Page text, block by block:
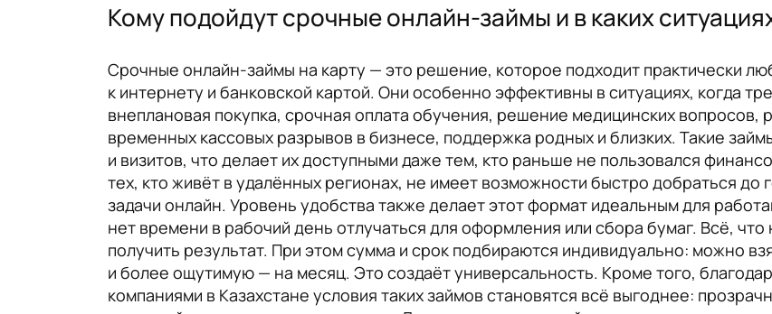
Кому подойдут срочные онлайн-займы и в каких
Срочные онлайн-займы на карту — это решение, которое подходит практически
к интернету и банковской картой. Они особенно эффективны в ситуациях, когда
внеплановая покупка, срочная оплата обучения, решение медицинских вопросов,
временных кассовых разрывов в бизнесе, поддержка родных и близких. Такие
и визитов, что делает их доступными даже тем, кто раньше не пользовался
тех, кто живёт в удалённых регионах, не имеет возможности быстро добраться до
задачи онлайн. Уровень удобства также делает этот формат идеальным для
нет времени в рабочий день отлучаться для оформления или сбора бумаг. Всё, что
получить результат. При этом сумма и срок подбираются индивидуально: можно
и более ощутимую — на месяц. Это создаёт универсальность. Кроме того,
компаниями в Казахстане условия таких займов становятся всё выгоднее: